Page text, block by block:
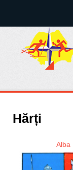
Hărți
Alba